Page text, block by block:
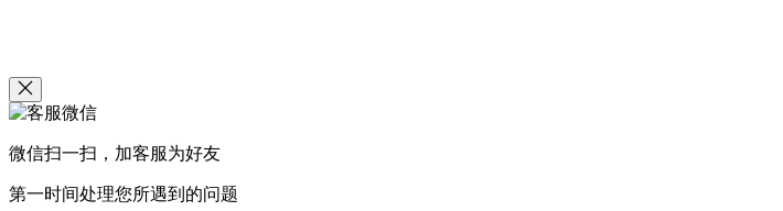
微信扫一扫，加客服为好友
第一时间处理您所遇到的问题